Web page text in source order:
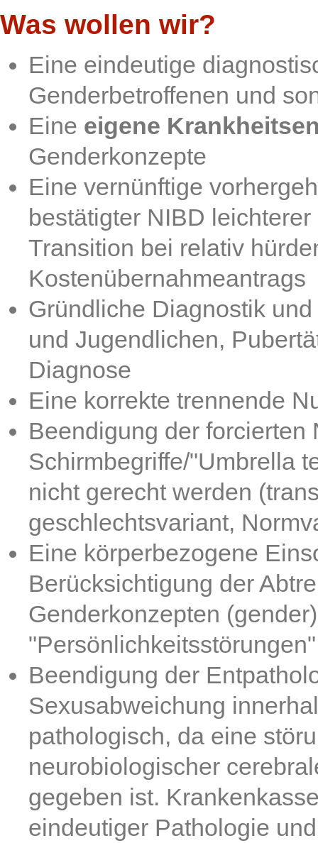
Was wollen wir?
Eine eindeutige
Genderbetroffenen und
Eine eigene
Genderkonzepte
Eine vernünftige
bestätigter NIBD
Transition bei relativ
Kostenübernahmeantrags
Gründliche Diagnostik
und Jugendlichen,
Diagnose
Eine korrekte trennende
Beendigung der forcierten
Schirmbegriffe/"Umbrella
nicht gerecht werden
geschlechtsvariant,
Eine körperbezogene
Berücksichtigung der
Genderkonzepten
Beendigung der
Sexusabweichung
pathologisch, da eine
neurobiologischer
gegeben ist.
eindeutiger Pathologie